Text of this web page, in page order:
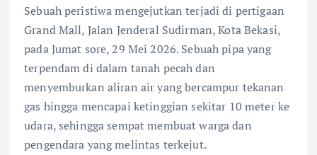
Sebuah peristiwa mengejutkan terjadi di pertigaan
Grand Mall, Jalan Jenderal Sudirman, Kota Bekasi,
pada Jumat sore, 29 Mei 2026. Sebuah pipa yang
terpendam di dalam tanah pecah dan
menyemburkan aliran air yang bercampur tekanan
gas hingga mencapai ketinggian sekitar 10 meter ke
udara, sehingga sempat membuat warga dan
pengendara yang melintas terkejut.